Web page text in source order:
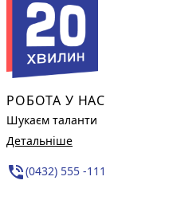
РОБОТА У НАС
Шукаєм таланти
Детальніше
phone_in_talk(0432) 555 -111